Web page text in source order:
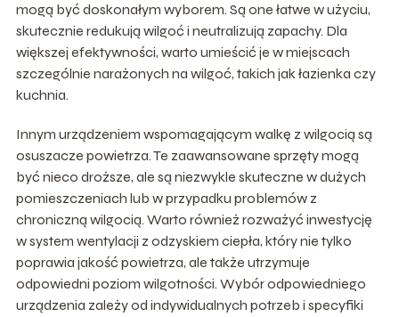
mogą być doskonałym wyborem. Są one łatwe w użyciu,
skutecznie redukują wilgoć i neutralizują zapachy. Dla
większej efektywności, warto umieścić je w miejscach
szczególnie narażonych na wilgoć, takich jak łazienka czy
kuchnia.
Innym urządzeniem wspomagającym walkę z wilgocią są
osuszacze powietrza. Te zaawansowane sprzęty mogą
być nieco droższe, ale są niezwykle skuteczne w dużych
pomieszczeniach lub w przypadku problemów z
chroniczną wilgocią. Warto również rozważyć inwestycję
w system wentylacji z odzyskiem ciepła, który nie tylko
poprawia jakość powietrza, ale także utrzymuje
odpowiedni poziom wilgotności. Wybór odpowiedniego
urządzenia zależy od indywidualnych potrzeb i specyfiki